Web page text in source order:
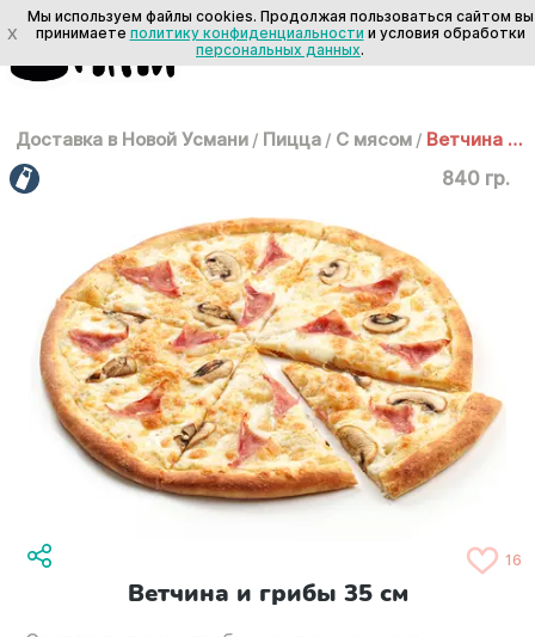
Доставка в Новой Усмани / Пицца / С мясом / Ветчина и грибы 35 см
840 гр.
16
Ветчина и грибы 35 см
X
Мы используем файлы cookies. Продолжая пользоваться сайтом вы
принимаете политику конфиденциальности и условия обработки
персональных данных.